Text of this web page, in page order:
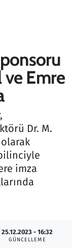
ve Emre
Dr. M.
imza
25.12.2023 - 16:32
GÜNCELLEME